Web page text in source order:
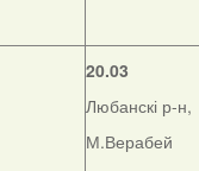
20.03
Любанскі р-н,
М.Верабей